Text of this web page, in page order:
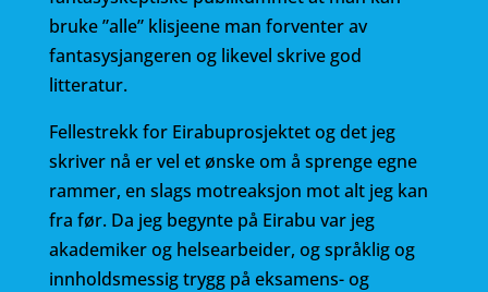
bruke ”alle” klisjeene man forventer av
fantasysjangeren og likevel skrive god
litteratur.
Fellestrekk for Eirabuprosjektet og det jeg
skriver nå er vel et ønske om å sprenge egne
rammer, en slags motreaksjon mot alt jeg kan
fra før. Da jeg begynte på Eirabu var jeg
akademiker og helsearbeider, og språklig og
innholdsmessig trygg på eksamens- og